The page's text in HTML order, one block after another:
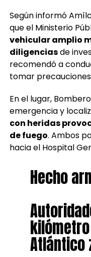
Según informó
que el Ministerio
vehicular amplio
diligenciasde
recomendó a
tomar
En el lugar,
emergencia y
con heridas
de fuego. Ambos
hacia el Hospital
Hecho
Atlántico